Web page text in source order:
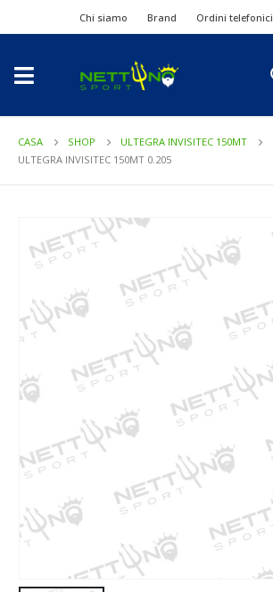
Chi siamo Brand Ordini telefonici
CASA SHOP
ULTEGRA INVISITEC 150MT
ULTEGRA INVISITEC 150MT 0.205